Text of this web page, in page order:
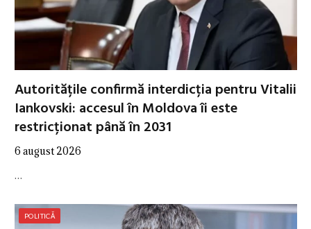
Autoritățile confirmă interdicția pentru Vitalii
Iankovski: accesul în Moldova îi este
restricționat până în 2031
6 august 2026
…
POLITICĂ